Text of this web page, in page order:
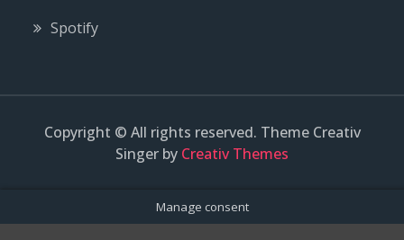
Spotify
Copyright © All rights reserved. Theme Creativ
Singer by Creativ Themes
Manage consent